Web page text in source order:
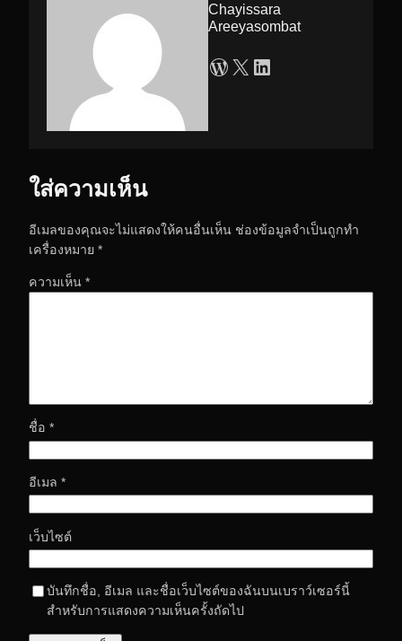
Chayissara
Areeyasombat
WordPress X LinkedIn
ใส่ความเห็น
อีเมลของคุณจะไม่แสดงให้คนอื่นเห็น ช่องข้อมูลจำเป็นถูกทำ
เครื่องหมาย *
ความเห็น *
ชื่อ *
อีเมล *
เว็บไซต์
บันทึกชื่อ, อีเมล และชื่อเว็บไซต์ของฉันบนเบราว์เซอร์นี้
สำหรับการแสดงความเห็นครั้งถัดไป